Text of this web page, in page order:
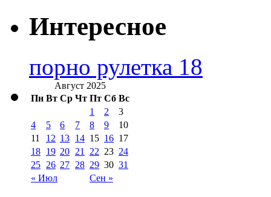
Интересное
порно рулетка 18
Август 2025
Пн Вт Ср Чт Пт Сб Вс
« Июл Сен »
1 2
3
4
5 6 7 8 9
10
11
12 13 14 15 16 17
18 19 20 21 22 23 24
25 26 27 28 29 30 31